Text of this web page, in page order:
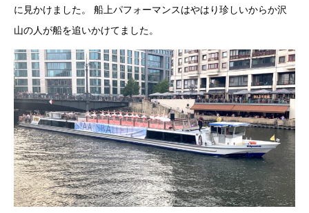
に見かけました。 船上パフォーマンスはやはり珍しいからか沢
山の人が船を追いかけてました。